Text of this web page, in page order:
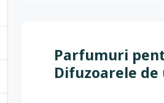
Parfumuri
Difuzoarele